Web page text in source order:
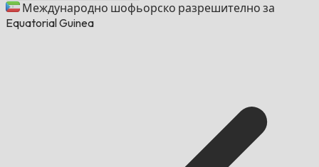
Международно шофьорско разрешително за
Equatorial Guinea